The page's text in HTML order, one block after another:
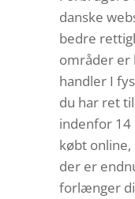
danske
bedre
områder er
handler I
du har ret
indenfor 14
købt online,
der er
forlænger